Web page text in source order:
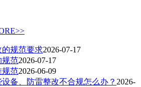
规范要求2026-07-17
规范2026-07-17
规范2026-06-09
备、防雷整改不合规怎么办？ 2026-